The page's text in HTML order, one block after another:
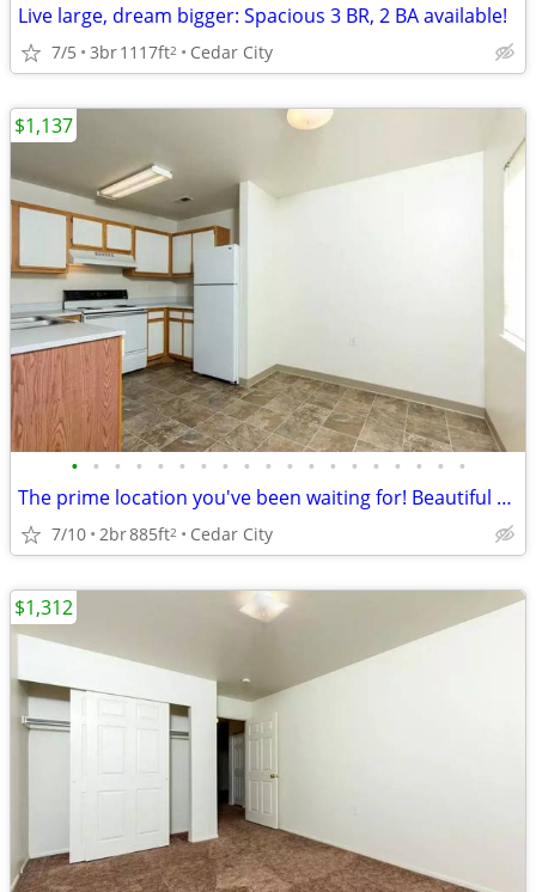
Live large, dream bigger: Spacious 3 BR, 2 BA available!
7/5 3br1117ft2 Cedar City
• • • • • • • • • • • • • • • • • • •
The prime location you've been waiting for! Beautiful 2 bed, 1 bath!
7/10 2br885ft2 Cedar City
$1,137
$1,312